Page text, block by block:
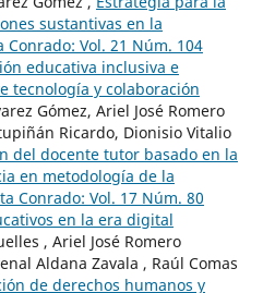
sustantivas en la
Conrado: Vol. 21 Núm. 104
educativa inclusiva e
tecnología y colaboración
Gómez, Ariel José Romero
Ricardo, Dionisio Vitalio
del docente tutor basado en la
en metodología de la
Conrado: Vol. 17 Núm. 80
en la era digital
, Ariel José Romero
Aldana Zavala , Raúl Comas
de derechos humanos y